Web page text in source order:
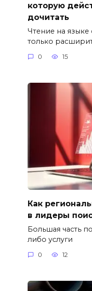
которую
дочитать
Чтение на языке
только
0 15
Как
в лидеры
Большая часть
либо услуги
0 12